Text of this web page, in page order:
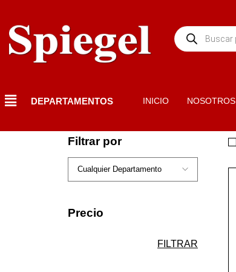
DEPARTAMENTOS INICIO NOSOTROS
Filtrar por
Precio
FILTRAR